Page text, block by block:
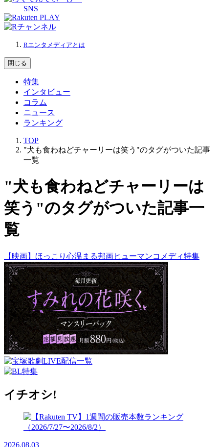
SNS
Rエンタメディアとは
閉じる
特集
インタビュー
コラム
ニュース
ランキング
TOP
"犬も食わねどチャーリーは笑う"のタグがついた記事
一覧
"犬も食わねどチャーリーは
笑う"のタグがついた記事一
覧
【映画】ほっこり心温まる邦画ヒューマンコメディ特集
イチオシ!
2026.08.03